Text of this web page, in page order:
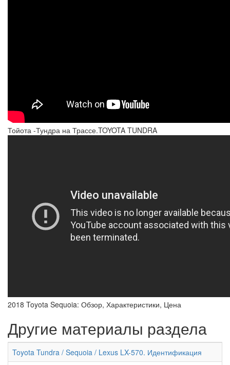
Тойота -Тундра на Трассе.TOYOTA TUNDRA
2018 Toyota Sequoia: Обзор, Характеристики, Цена
Другие материалы раздела
Toyota Tundra / Sequoia / Lexus LX-570. Идентификация